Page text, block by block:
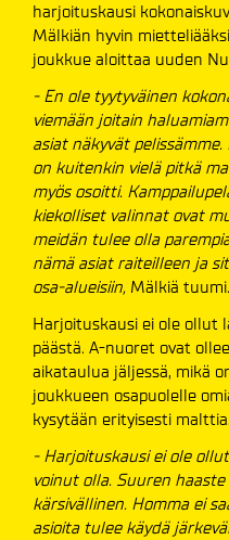
harjoituskausi
Mälkiän hyvin
joukkue aloittaa uuden
- En ole tyytyväinen
viemään joitain
asiat näkyvät
on kuitenkin vielä pitkä
myös osoitti.
kiekolliset valinnat ovat
meidän tulee olla
nämä asiat raiteilleen ja
osa-alueisiin, Mälkiä tuumi.
Harjoituskausi ei ole ollut
päästä. A-nuoret ovat
aikataulua jäljessä, mikä
joukkueen osapuolelle
kysytään erityisesti malttia.
- Harjoituskausi ei ole
voinut olla. Suuren
kärsivällinen. Homma ei
asioita tulee käydä